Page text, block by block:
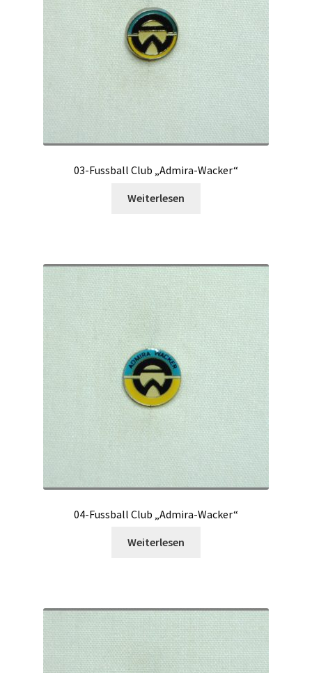
03-Fussball Club „Admira-Wacker“
Weiterlesen
04-Fussball Club „Admira-Wacker“
Weiterlesen